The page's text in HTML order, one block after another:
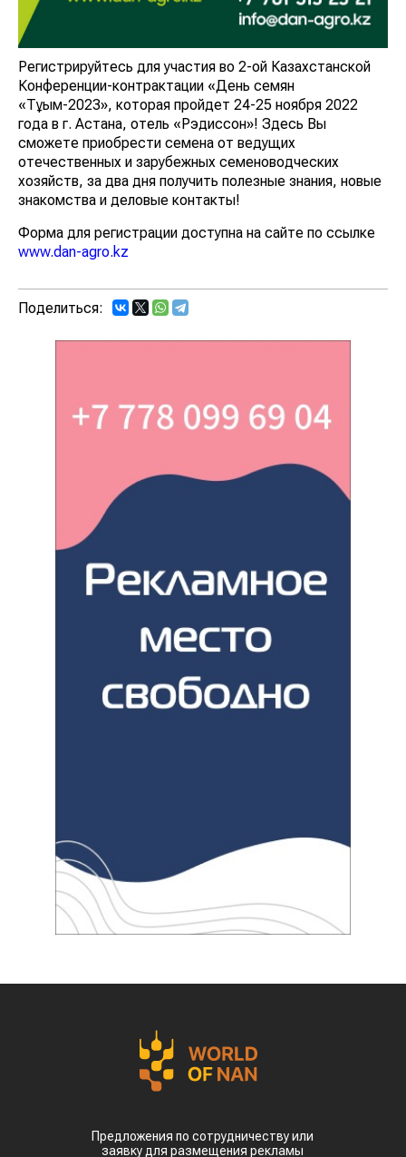
Регистрируйтесь для участия во 2-ой Казахстанской
Конференции-контрактации «День семян
«Тұқым-2023», которая пройдет 24-25 ноября 2022
года в г. Астана, отель «Рэдиссон»! Здесь Вы
сможете приобрести семена от ведущих
отечественных и зарубежных семеноводческих
хозяйств, за два дня получить полезные знания, новые
знакомства и деловые контакты!
Форма для регистрации доступна на сайте по ссылке
www.dan-agro.kz
Поделиться:
Предложения по сотрудничеству или
заявку для размещения рекламы